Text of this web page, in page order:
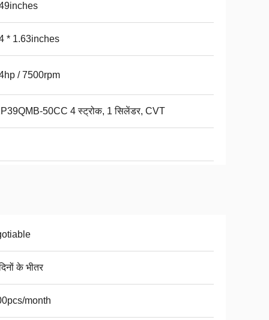
* 1.63inches
/ 7500rpm
50CC 4 स्ट्रोक, 1 सिलेंडर, CVT
के भीतर
month